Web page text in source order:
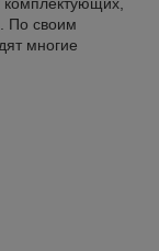
По своим
многие